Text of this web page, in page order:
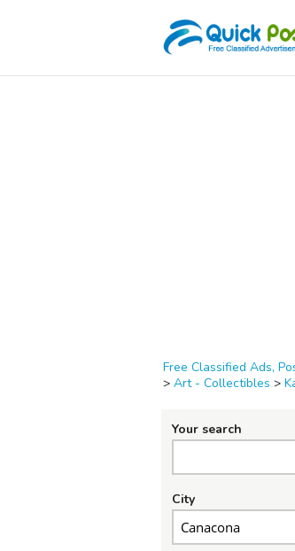
Free Classified Ads,
> Art - Collectibles >
Your search
City